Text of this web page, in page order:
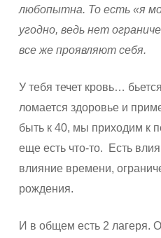
любопытна. То есть «я
угодно, ведь нет
все же проявляют себя.
У тебя течет кровь…
ломается здоровье и
быть к 40, мы приходим к
еще есть что-то. Есть
влияние времени,
рождения.
И в общем есть 2 лагеря.